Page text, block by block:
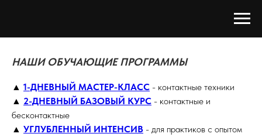
НАШИ ОБУЧАЮЩИЕ ПРОГРАММЫ
▲ 1-ДНЕВНЫЙ МАСТЕР-КЛАСС - контактные техники
▲ 2-ДНЕВНЫЙ БАЗОВЫЙ КУРС - контактные и
бесконтактные
▲ УГЛУБЛЕННЫЙ ИНТЕНСИВ - для практиков с опытом